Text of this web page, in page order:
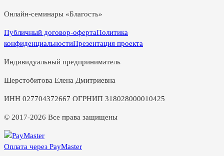
Онлайн-семинары «Благость»
Публичный договор-офертаПолитика
конфиденциальностиПрезентация проекта
Индивидуальный предприниматель
Шерстобитова Елена Дмитриевна
ИНН 027704372667 ОГРНИП 318028000010425
© 2017-2026 Все права защищены
Оплата через PayMaster